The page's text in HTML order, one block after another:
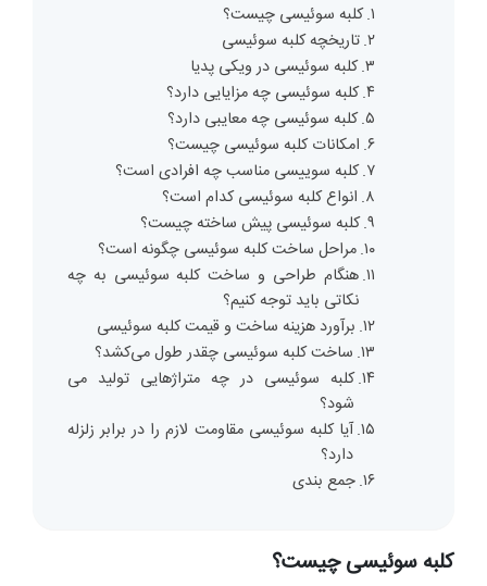
کلبه سوئیسی چیست؟
تاریخچه کلبه سوئیسی
کلبه سوئیسی در ویکی پدیا
کلبه سوئیسی چه مزایایی دارد؟
کلبه سوئیسی چه معایبی دارد؟
امکانات کلبه سوئیسی چیست؟
کلبه سوییسی مناسب چه افرادی است؟
انواع کلبه سوئیسی کدام است؟
کلبه سوئیسی پیش ساخته چیست؟
مراحل ساخت کلبه سوئیسی چگونه است؟
هنگام طراحی و ساخت کلبه سوئیسی به چه
نکاتی باید توجه کنیم؟
برآورد هزینه ساخت و قیمت کلبه سوئیسی
ساخت کلبه سوئیسی چقدر طول می‌کشد؟
کلبه سوئیسی در چه متراژهایی تولید می
شود؟
آیا کلبه سوئیسی مقاومت لازم را در برابر زلزله
دارد؟
جمع بندی
کلبه سوئیسی چیست؟